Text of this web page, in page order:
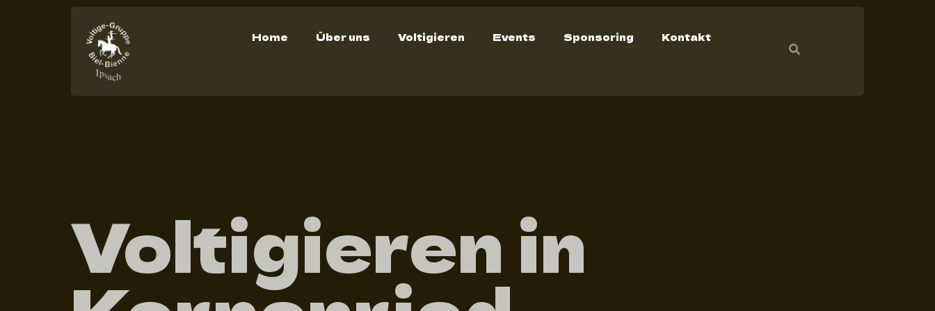
Home Über uns Voltigieren Events Sponsoring Kontakt
Voltigieren in